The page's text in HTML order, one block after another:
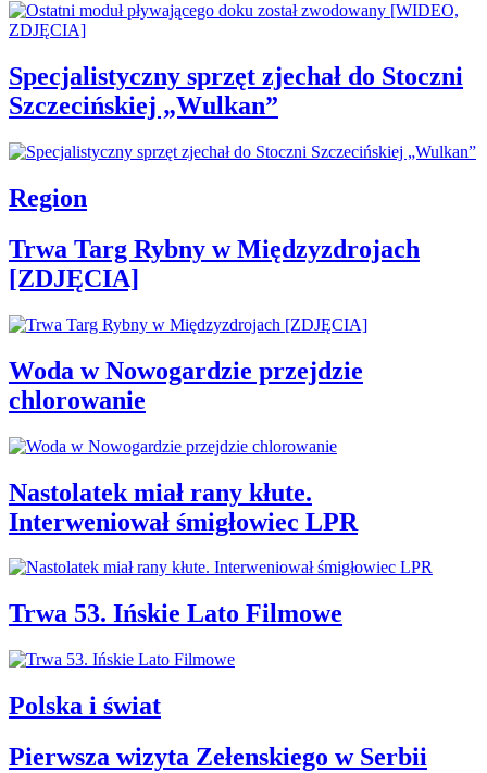
Specjalistyczny sprzęt zjechał do Stoczni
Szczecińskiej „Wulkan”
Region
Trwa Targ Rybny w Międzyzdrojach
[ZDJĘCIA]
Woda w Nowogardzie przejdzie
chlorowanie
Nastolatek miał rany kłute.
Interweniował śmigłowiec LPR
Trwa 53. Ińskie Lato Filmowe
Polska i świat
Pierwsza wizyta Zełenskiego w Serbii